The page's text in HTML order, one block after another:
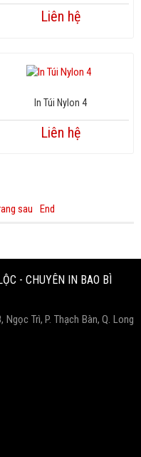
Liên hệ
In Túi Nylon 4
Liên hệ
sau End
- CHUYÊN IN BAO BÌ
Trì, P. Thạch Bàn, Q. Long